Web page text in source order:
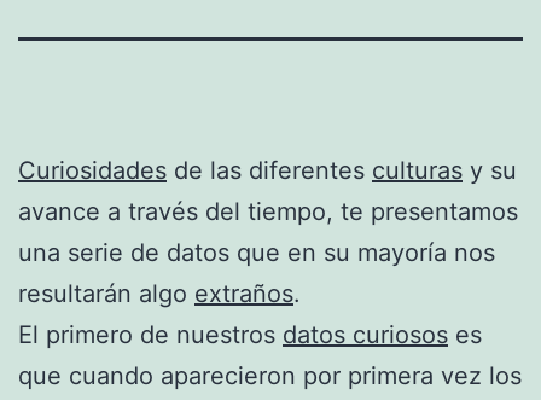
Curiosidades de las diferentes culturas y su
avance a través del tiempo, te presentamos
una serie de datos que en su mayoría nos
resultarán algo extraños.
El primero de nuestros datos curiosos es
que cuando aparecieron por primera vez los